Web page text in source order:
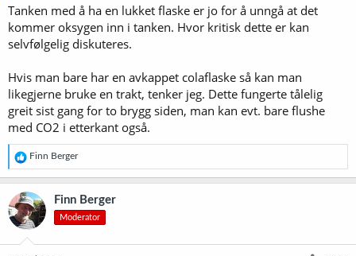
Tanken med å ha en lukket flaske er jo for å unngå at det
kommer oksygen inn i tanken. Hvor kritisk dette er kan
selvfølgelig diskuteres.
Hvis man bare har en avkappet colaflaske så kan man
likegjerne bruke en trakt, tenker jeg. Dette fungerte tålelig
greit sist gang for to brygg siden, man kan evt. bare flushe
med CO2 i etterkant også.
R
e
a
k
s
j
o
Finn Berger
Finn Berger
Moderator